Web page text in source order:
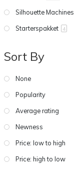
Silhouette Machines
Starterspakket 4
Sort By
None
Popularity
Average rating
Newness
Price: low to high
Price: high to low